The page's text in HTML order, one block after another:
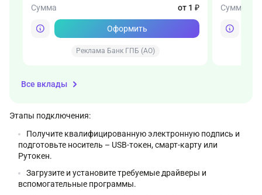
Сумма
от 1 ₽
Оформить
Реклама Банк ГПБ (АО)
Сумма
Все вклады
Этапы подключения:
Получите квалифицированную электронную подпись и
подготовьте носитель – USB-токен, смарт-карту или
Рутокен.
Загрузите и установите требуемые драйверы и
вспомогательные программы.